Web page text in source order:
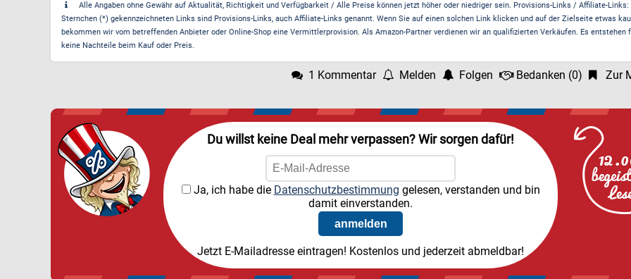
Alle Angaben ohne Gewähr auf Aktualität, Richtigkeit und Verfügbarkeit / Alle Preise können jetzt höher oder niedriger sein. Provisions-Links / Affiliate-
Sternchen (*) gekennzeichneten Links sind Provisions-Links, auch Affiliate-Links genannt. Wenn Sie auf einen solchen Link klicken und auf der Zielseite etwas
bekommen wir vom betreffenden Anbieter oder Online-Shop eine Vermittlerprovision. Als Amazon-Partner verdienen wir an qualifizierten Verkäufen. Es entstehen
keine Nachteile beim Kauf oder Preis.
1 Kommentar Melden Folgen Bedanken (0) Zur
Du willst keine Deal mehr verpassen? Wir sorgen dafür!
Ja, ich habe die Datenschutzbestimmung gelesen, verstanden und bin
damit einverstanden.
Jetzt E-Mailadresse eintragen! Kostenlos und jederzeit abmeldbar!